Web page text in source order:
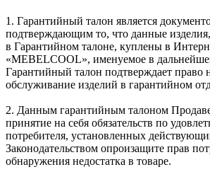
1. Гарантийный талон является
подтверждающим то, что данные
в Гарантийном талоне, куплены в
«MEBELCOOL», именуемое в
Гарантийный талон подтверждает право
обслуживание изделий в гарантийном
2. Данным гарантийным талоном
принятие на себя обязательств по
потребителя, установленных
Законодательством опроизащите прав
обнаружения недостатка в товаре.